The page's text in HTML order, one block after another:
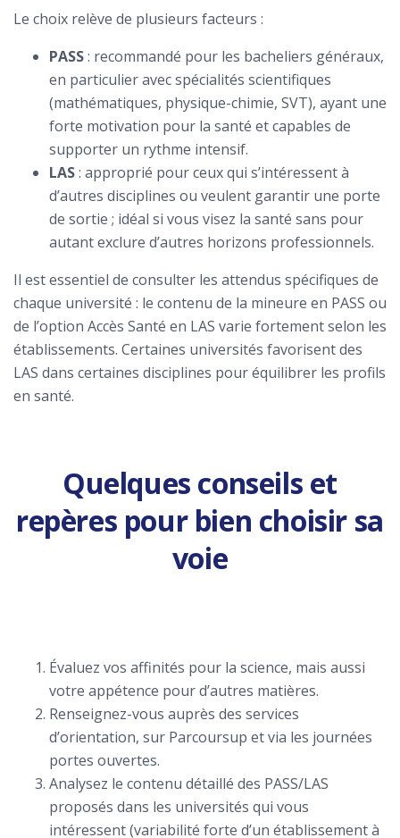
Le choix relève de plusieurs facteurs :
PASS: recommandé pour les bacheliers généraux,
en particulier avec spécialités scientifiques
(mathématiques, physique-chimie, SVT), ayant une
forte motivation pour la santé et capables de
supporter un rythme intensif.
LAS: approprié pour ceux qui s’intéressent à
d’autres disciplines ou veulent garantir une porte
de sortie ; idéal si vous visez la santé sans pour
autant exclure d’autres horizons professionnels.
Il est essentiel de consulter les attendus spécifiques de
chaque université : le contenu de la mineure en PASS ou
de l’option Accès Santé en LAS varie fortement selon les
établissements. Certaines universités favorisent des
LAS dans certaines disciplines pour équilibrer les profils
en santé.
Quelques conseils et
repères pour bien choisir sa
voie
Évaluez vos affinités pour la science, mais aussi
votre appétence pour d’autres matières.
Renseignez-vous auprès des services
d’orientation, sur Parcoursup et via les journées
portes ouvertes.
Analysez le contenu détaillé des PASS/LAS
proposés dans les universités qui vous
intéressent (variabilité forte d’un établissement à